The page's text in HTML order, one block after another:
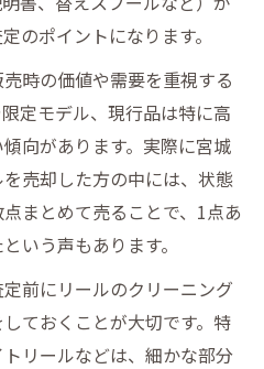
安心して買取依頼するコ
いか口コミを徹底比較
買取業者の見抜き方
ルベリー評判の考察
リールの見せ方
い見せ方で査定アップ
象を残すコツを解説
写真撮影で評価を上げる
品もアピールしよう
のポイントになります。
時の価値や需要を重視する
定モデル、現行品は特に高
向があります。実際に宮城
売却した方の中には、状態
まとめて売ることで、1点あ
いう声もあります。
前にリールのクリーニング
ておくことが大切です。特
リールなどは、細かな部分